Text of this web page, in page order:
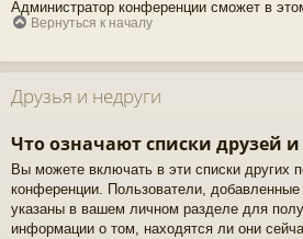
Администратор конференции сможет в
Вернуться к началу
Друзья и недруги
Что означают списки друзей и
Вы можете включать в эти списки других
конференции. Пользователи, добавленные
указаны в вашем личном разделе для
информации о том, находятся ли они